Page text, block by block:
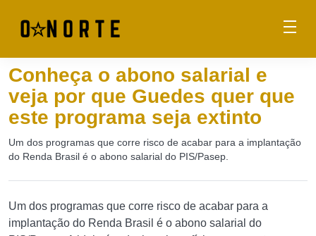
Conheça o abono salarial e
veja por que Guedes quer que
este programa seja extinto
Um dos programas que corre risco de acabar para a implantação
do Renda Brasil é o abono salarial do PIS/Pasep.
Um dos programas que corre risco de acabar para a
implantação do Renda Brasil é o abono salarial do